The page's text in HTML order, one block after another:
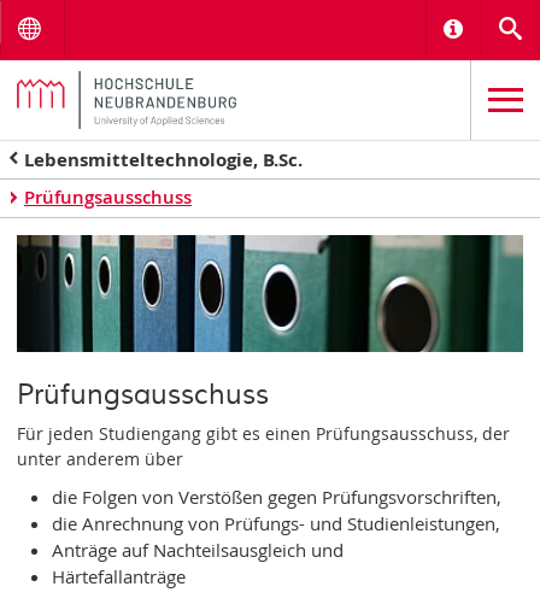
Lebensmitteltechnologie, B.Sc.
Prüfungsausschuss
Prüfungsausschuss
Für jeden Studiengang gibt es einen Prüfungsausschuss, der
unter anderem über
die Folgen von Verstößen gegen Prüfungsvorschriften,
die Anrechnung von Prüfungs- und Studienleistungen,
Anträge auf Nachteilsausgleich und
Härtefallanträge